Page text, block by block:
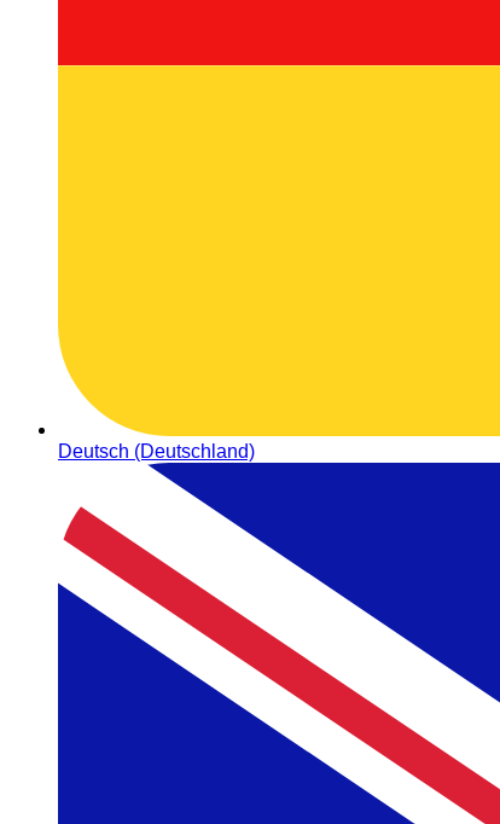
Deutsch (Deutschland)